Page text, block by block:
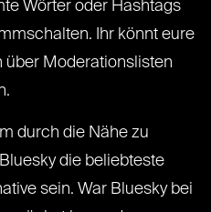
Wörter oder Hashtags
Ihr könnt eure
Moderationslisten
durch die Nähe zu
die beliebteste
sein. War Bluesky bei